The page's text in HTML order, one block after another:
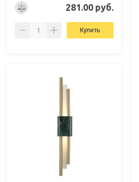
281.00 руб.
Купить